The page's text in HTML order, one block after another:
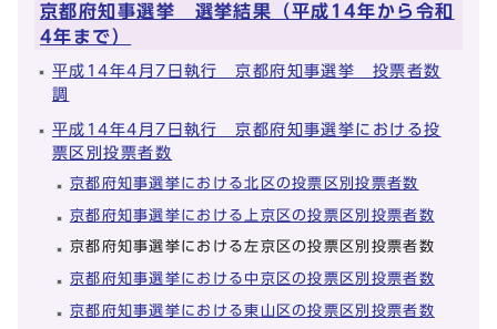
京都府知事選挙 選挙結果（平成14年から令和
4年まで）
平成14年4月7日執行 京都府知事選挙 投票者数
調
平成14年4月7日執行 京都府知事選挙における投
票区別投票者数
京都府知事選挙における北区の投票区別投票者数
京都府知事選挙における上京区の投票区別投票者数
京都府知事選挙における左京区の投票区別投票者数
京都府知事選挙における中京区の投票区別投票者数
京都府知事選挙における東山区の投票区別投票者数